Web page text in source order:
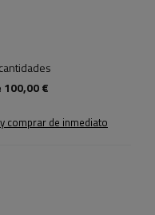
100,00 €
comprar de inmediato